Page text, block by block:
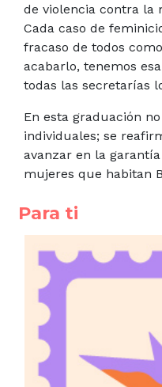
de violencia contra la
Cada caso de
fracaso de todos
acabarlo, tenemos
todas las secretarías
En esta graduación
individuales; se
avanzar en la
mujeres que habitan
Para ti